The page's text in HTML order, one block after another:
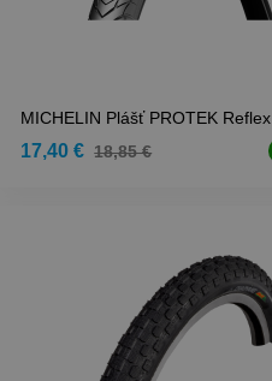
MICHELIN Plášť PROTEK Reflex
17,40 € 18,85 €